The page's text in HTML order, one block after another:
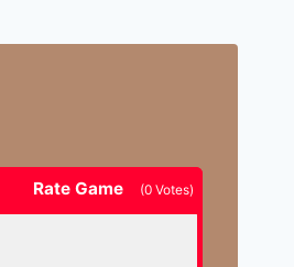
Rate Game (0 Votes)